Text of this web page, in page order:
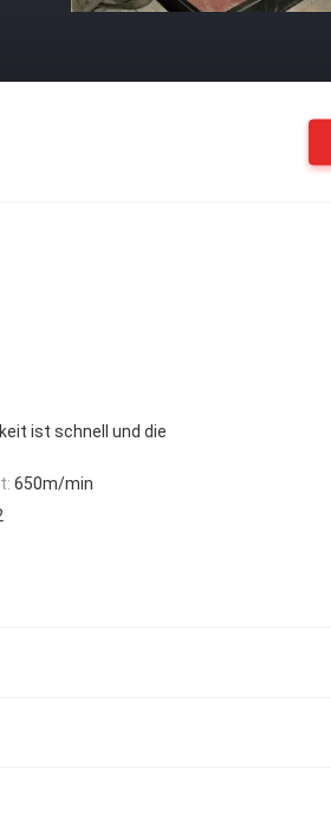
ist schnell und die
650m/min